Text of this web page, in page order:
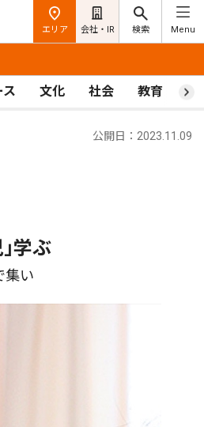
エリア 会社・IR 検索 Menu
ス 文化 社会 教育 ス
公開日：2023.11.09
学ぶ
い